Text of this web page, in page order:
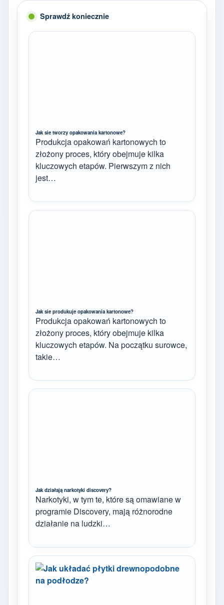
Sprawdź koniecznie
Jak sie tworzy opakowania kartonowe?
Produkcja opakowań kartonowych to
złożony proces, który obejmuje kilka
kluczowych etapów. Pierwszym z nich
jest…
Jak sie produkuje opakowania kartonowe?
Produkcja opakowań kartonowych to
złożony proces, który obejmuje kilka
kluczowych etapów. Na początku surowce,
takie…
Jak działają narkotyki discovery?
Narkotyki, w tym te, które są omawiane w
programie Discovery, mają różnorodne
działanie na ludzki…